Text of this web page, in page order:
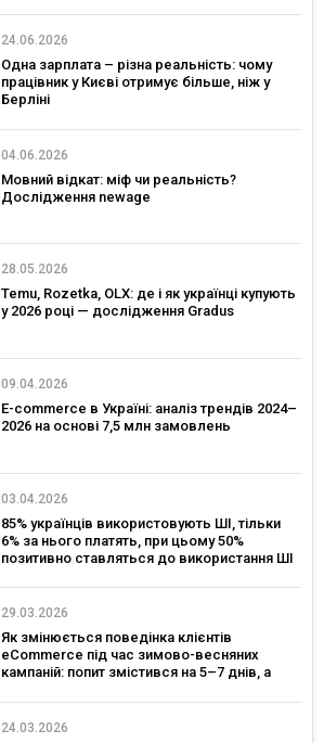
24.06.2026
Одна зарплата – різна реальність: чому
працівник у Києві отримує більше, ніж у
Берліні
04.06.2026
Мовний відкат: міф чи реальність?
Дослідження newage
28.05.2026
Temu, Rozetka, OLX: де і як українці купують
у 2026 році — дослідження Gradus
09.04.2026
E-commerce в Україні: аналіз трендів 2024–
2026 на основі 7,5 млн замовлень
03.04.2026
85% українців використовують ШІ, тільки
6% за нього платять, при цьому 50%
позитивно ставляться до використання ШІ
29.03.2026
Як змінюється поведінка клієнтів
eCommerce під час зимово-весняних
кампаній: попит змістився на 5–7 днів, а
четвер — дослідження eSputnik та Inweb
24.03.2026